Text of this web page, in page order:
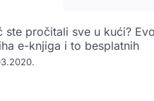
ste pročitali sve u kući?
e-knjiga i to besplatnih